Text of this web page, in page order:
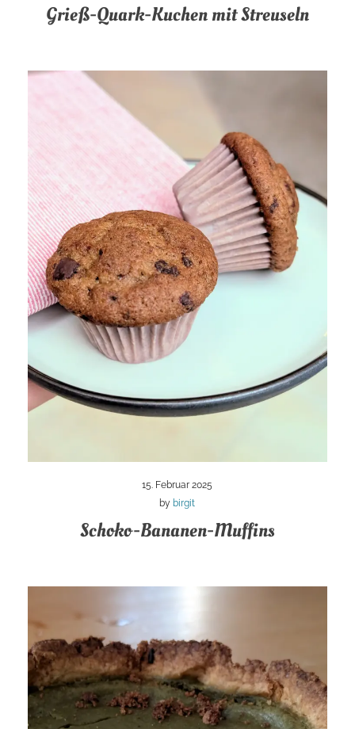
Grieß-Quark-Kuchen mit Streuseln
15. Februar 2025
by birgit
Schoko-Bananen-Muffins